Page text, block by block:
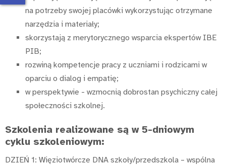
na potrzeby swojej placówki wykorzystując otrzymane
narzędzia i materiały;
skorzystają z merytorycznego wsparcia ekspertów IBE
PIB;
rozwiną kompetencje pracy z uczniami i rodzicami w
oparciu o dialog i empatię;
w perspektywie - wzmocnią dobrostan psychiczny całej
społeczności szkolnej.
Szkolenia realizowane są w 5-dniowym
cyklu szkoleniowym:
DZIEŃ 1: Więziotwórcze DNA szkoły/przedszkola – wspólna